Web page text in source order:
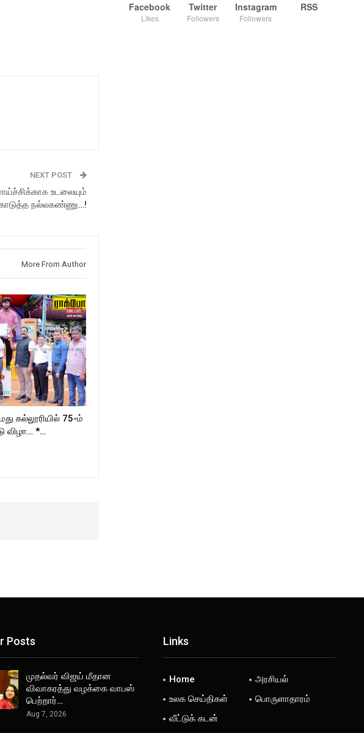
NEXT POST
உடலையும்
நல்லகண்ணு…!
More From Author
கல்லூரியில் 75-ம்
விழா… *…
Facebook
Likes
Twitter
Followers
Instagram
Followers
RSS
Posts
முதல்வர் விஜய் மீதான
விவாகரத்து வழக்கை வாபஸ்
பெற்றார்…
Aug 7, 2026
Links
Home
அரசியல்
உலக செய்திகள்
பொருளாதாரம்
வீட்டுக் கடன்